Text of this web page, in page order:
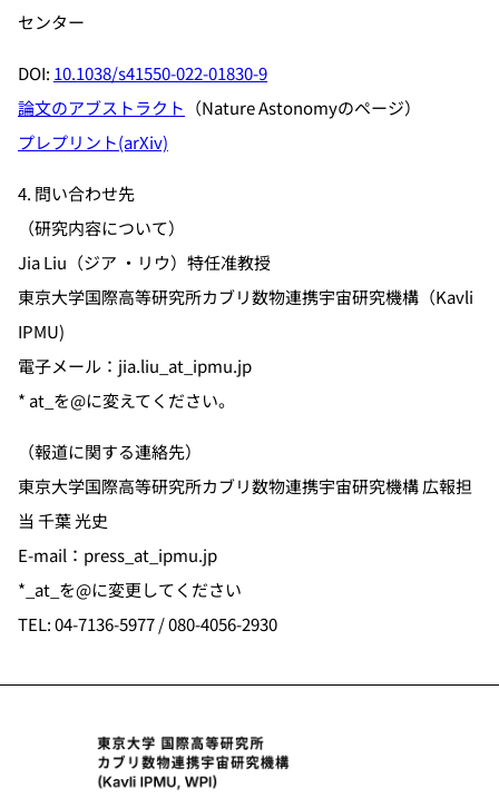
センター
DOI: 10.1038/s41550-022-01830-9
論文のアブストラクト （Nature Astonomyのページ）
プレプリント(arXiv)
4. 問い合わせ先
（研究内容について）
Jia Liu（ジア ・リウ）特任准教授
東京大学国際高等研究所カブリ数物連携宇宙研究機構（Kavli
IPMU)
電子メール：jia.liu_at_ipmu.jp
* at_を@に変えてください。
（報道に関する連絡先）
東京大学国際高等研究所カブリ数物連携宇宙研究機構 広報担
当 千葉 光史
E-mail：press_at_ipmu.jp
*_at_を@に変更してください
TEL: 04-7136-5977 / 080-4056-2930